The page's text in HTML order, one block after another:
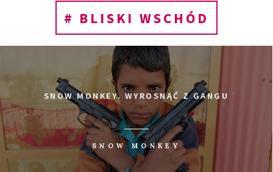
porozrzucanych kawałków ciał) jest tu także
miejsce na nieskrępowaną zabawę, uśmiech, a
nawet… rodzącą się miłość.
Gittoes, wywodzący się z pokolenia hipisów,
przemierza pokryte kurzem uliczki Dżalalabadu, na
każdym kroku demonstrując miłość do tego
zapomnianego kawałka świata i zamieszkujących go
# BLISKI WSCHÓD
SNOW MONKEY. WYROSNĄĆ Z GANGU
SNOW MONKEY